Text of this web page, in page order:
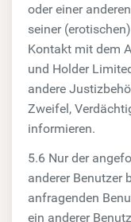
oder einer
seiner
Kontakt mit dem
und Holder
andere
Zweifel,
informieren.
5.6 Nur der
anderer Benutzer
anfragenden
ein anderer